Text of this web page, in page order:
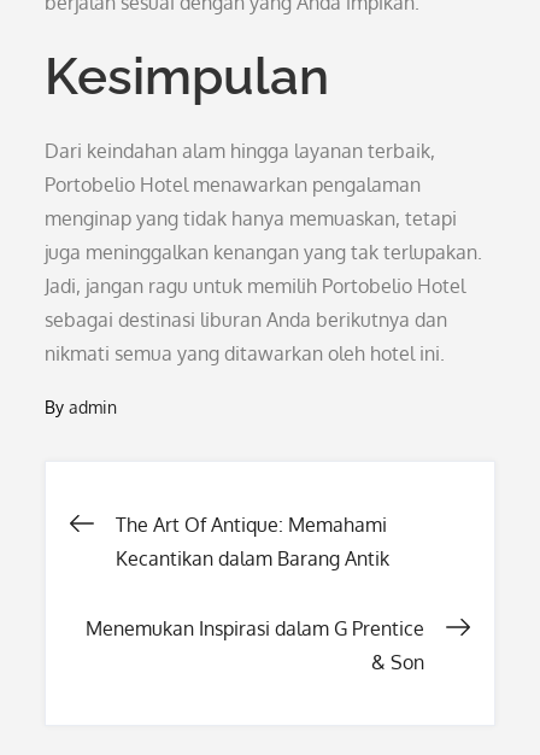
Kesimpulan
Dari keindahan alam hingga layanan terbaik,
Portobelio Hotel menawarkan pengalaman
menginap yang tidak hanya memuaskan, tetapi
juga meninggalkan kenangan yang tak terlupakan.
Jadi, jangan ragu untuk memilih Portobelio Hotel
sebagai destinasi liburan Anda berikutnya dan
nikmati semua yang ditawarkan oleh hotel ini.
Byadmin
Post
The Art Of Antique: Memahami
Kecantikan dalam Barang Antik
Menemukan Inspirasi dalam G Prentice
& Son